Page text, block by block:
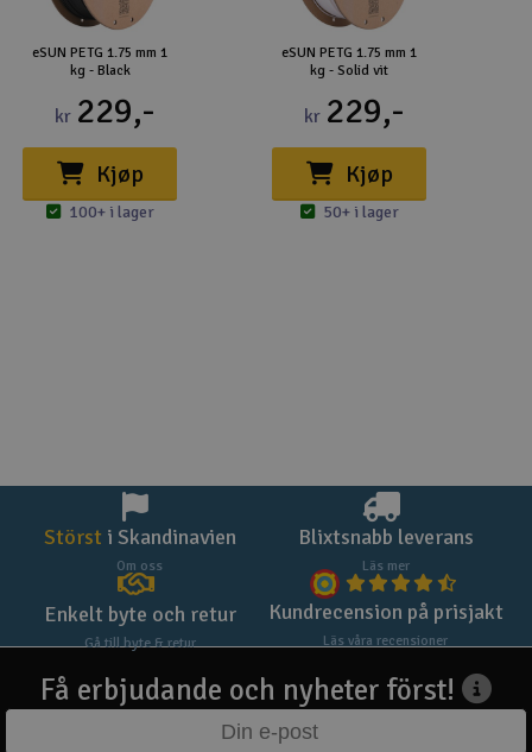
eSUN PETG 1.75 mm 1
kg - Black
kr 229,-
Kjøp
100+ i lager
eSUN PETG 1.75 mm 1
kg - Solid vit
kr 229,-
Kjøp
50+ i lager
Störst i Skandinavien
Om oss
Blixtsnabb leverans
Läs mer
Enkelt byte och retur
Gå till byte & retur
Kundrecension på prisjakt
Läs våra recensioner
Få erbjudande och nyheter först!